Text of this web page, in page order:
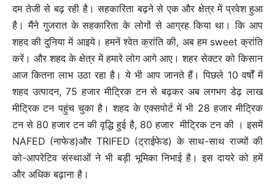
दम तेजी से बढ़ रही है। सहकारिता बढ़ने से एक और क्षेत्र में प्रवेश हुआ
है। मैंने गुजरात के सहकारिता के लोगों से आग्रह किया था। कि आप
शहद की दुनिया में आइये। हमनें श्वेत क्रांति की, अब हम sweet क्रांति
करें। और शहद के क्षेत्र में हमारे लोग आगे आए। शहर सेक्टर को किसान
आज कितना लाभ उठा रहा है। ये भी आप जानते हैं। पिछले 10 वर्षों में
शहद उत्पादन, 75 हजार मीट्रिक टन से बढ़कर अब लगभग डेढ़ लाख
मीट्रिक टन पहुंच चुका है। शहद के एक्सपोर्ट में भी 28 हजार मीट्रिक
टन से 80 हजार टन की वृद्धि हुई है, 80 हजार मीट्रिक टन की । इसमें
NAFED (नाफेड)और TRIFED (ट्राईफेड) के साथ-साथ राज्यों की
को-आपरेटिव संस्थाओं ने भी बड़ी भूमिका निभाई है। इस दायरे को हमें
और अधिक बढ़ाना है।